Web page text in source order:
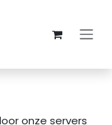
onze servers